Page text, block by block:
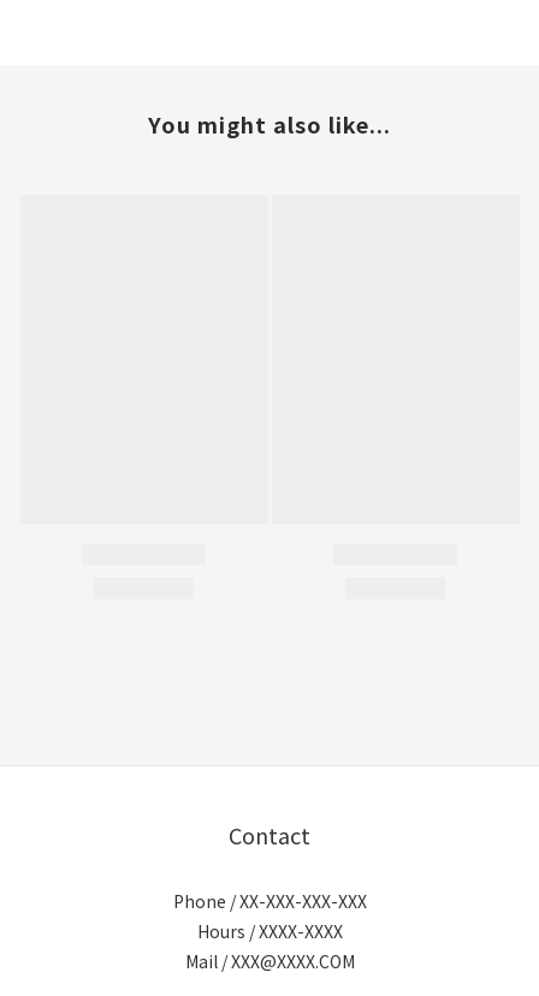
You might also like...
Contact
Phone / XX-XXX-XXX-XXX
Hours / XXXX-XXXX
Mail / XXX@XXXX.COM